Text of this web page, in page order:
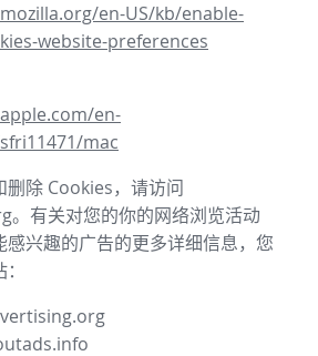
en-US/kb/enable-
website-preferences
en-
mac
删除 Cookies，请访问
有关对您的你的网络浏览活动
感兴趣的广告的更多详细信息，您